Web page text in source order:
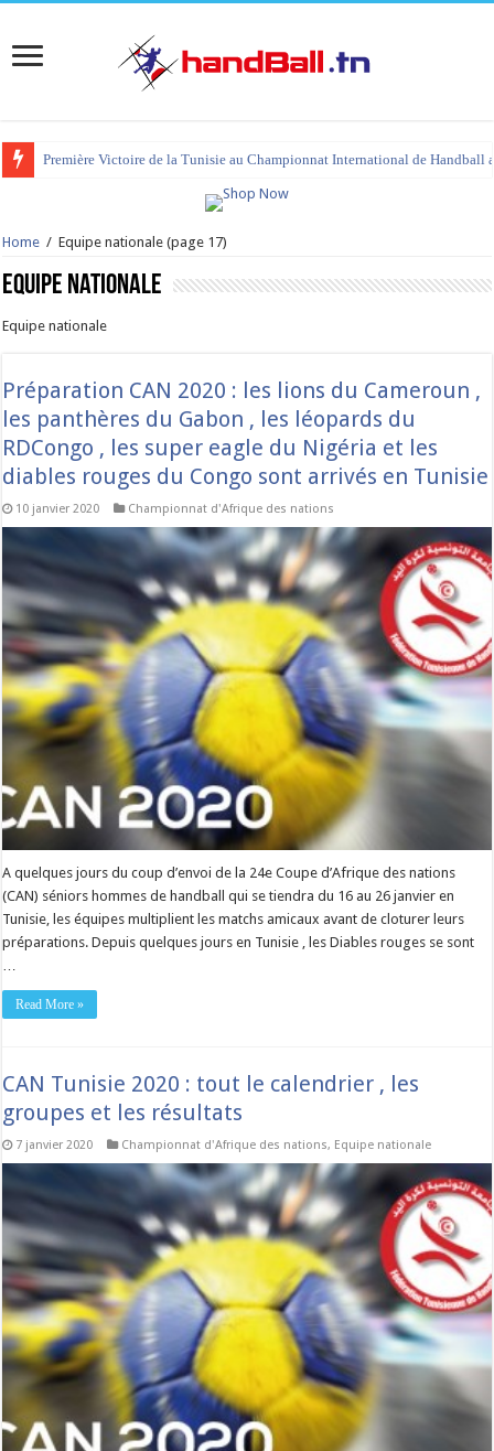
tournoi international Hammamet 2023 : programme et liste des joueurs
Home / Equipe nationale (page 17)
Equipe nationale
Equipe nationale
Préparation CAN 2020 : les lions du Cameroun ,
les panthères du Gabon , les léopards du
RDCongo , les super eagle du Nigéria et les
diables rouges du Congo sont arrivés en Tunisie
10 janvier 2020 Championnat d'Afrique des nations
A quelques jours du coup d’envoi de la 24e Coupe d’Afrique des nations
(CAN) séniors hommes de handball qui se tiendra du 16 au 26 janvier en
Tunisie, les équipes multiplient les matchs amicaux avant de cloturer leurs
préparations. Depuis quelques jours en Tunisie , les Diables rouges se sont
…
Read More »
CAN Tunisie 2020 : tout le calendrier , les
groupes et les résultats
7 janvier 2020 Championnat d'Afrique des nations, Equipe nationale